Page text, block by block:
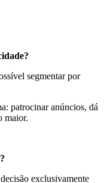
segmentar por
patrocinar anúncios, dá
maior.
exclusivamente